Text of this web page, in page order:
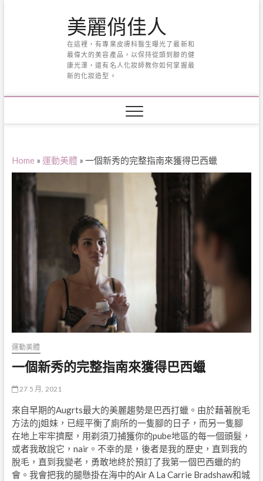
美麗俏佳人
在這裡，有專業皮膚科醫生曝光了最新和
最偉大的美容產品，以保持從頭到腳的健
康光澤，還有名人化妝師教你如何掌握最
新的化妝造型。
Home » 運動美體 » 一個新秀的完整指南來獲得巴西蠟
運動美體
一個新秀的完整指南來獲得巴西蠟
27 5 月, 2021
來自早期的Augrts最大的美麗趨勢是巴西打蠟。由於藉著脫毛
方法的j姐妹，已經平衡了廁所的一隻腳的日子，而另一隻腳
在地上牢牢擠壓，用剃須刀捕獲你的pube地區的每一個頭髮，
或者我敢說它，nair。不幸的是，後者是我​​的歷史，直到我的
脫毛，直到我變老，勇敢地終於預訂了我第一個巴西蠟的約
會。我會把我的腿懸掛在海中的Air A La Carrie Bradshaw和城